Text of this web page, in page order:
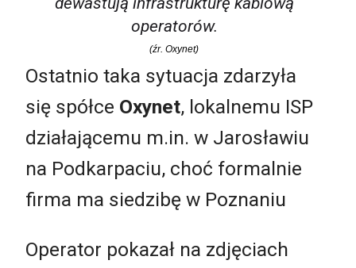
operatorów.
(źr. Oxynet)
Ostatnio taka sytuacja zdarzyła
się spółce Oxynet, lokalnemu ISP
działającemu m.in. w Jarosławiu
na Podkarpaciu, choć formalnie
firma ma siedzibę w Poznaniu
Operator pokazał na zdjęciach